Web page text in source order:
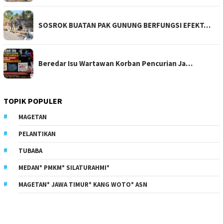
SOSROK BUATAN PAK GUNUNG BERFUNGSI EFEKT…
Beredar Isu Wartawan Korban Pencurian Ja…
TOPIK POPULER
MAGETAN
PELANTIKAN
TUBABA
MEDAN* PMKM* SILATURAHMI*
MAGETAN* JAWA TIMUR* KANG WOTO* ASN